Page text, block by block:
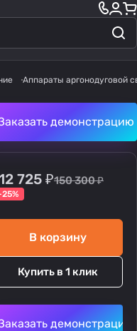
Аппараты аргонодуговой
демонстрацию
725 ₽150 300 ₽
В корзину
Купить в 1 клик
демонстрацию